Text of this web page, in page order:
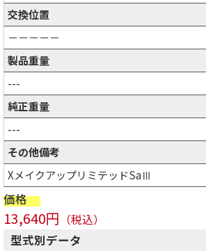
交換位置
－－－－－
製品重量
---
純正重量
---
その他備考
XメイクアップリミテッドSaⅢ
価格
13,640円 （税込）
型式別データ